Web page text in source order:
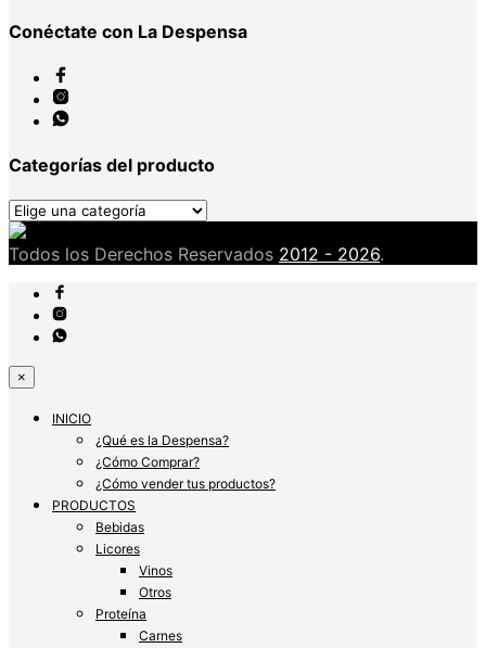
Conéctate con La Despensa
Categorías del producto
Todos los Derechos Reservados 2012 - 2026.
×
INICIO
¿Qué es la Despensa?
¿Cómo Comprar?
¿Cómo vender tus productos?
PRODUCTOS
Bebidas
Licores
Vinos
Otros
Proteína
Carnes